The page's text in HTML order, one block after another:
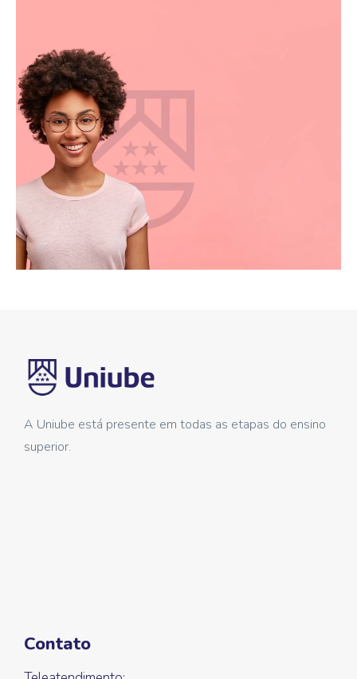
A Uniube está presente em todas as etapas do ensino
superior.
Contato